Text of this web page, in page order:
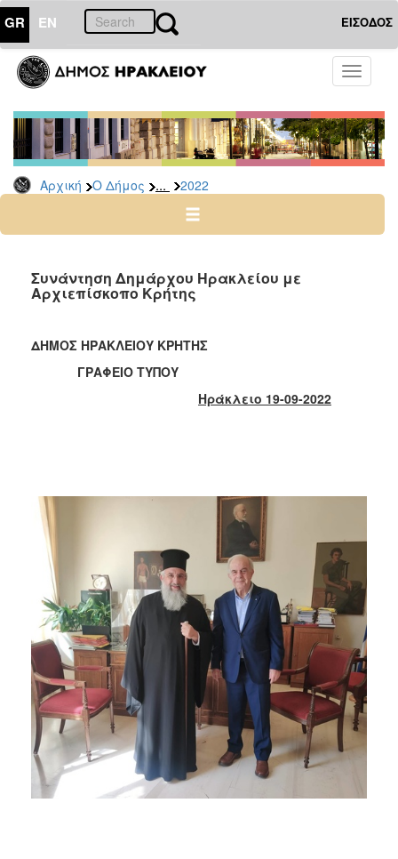
GR EN ΕΙΣΟΔΟΣ
Toggle
Αρχική Ο Δήμος ... 2022
ΔΗΜΟΣ
Δελτία
Τύπου
Αρχείο
2026
2024
2022
2020
2019
2010
2006
ΤΟΠΟΣ
ΠΟΛΙΤΙΣΜΟΣ
Συνάντηση Δημάρχου Ηρακλείου με
Αρχιεπίσκοπο Κρήτης
ΔΗΜΟΣ ΗΡΑΚΛΕΙΟΥ ΚΡΗΤΗΣ
ΓΡΑΦΕΙΟ ΤΥΠΟΥ
Ηράκλειο 19-09-2022